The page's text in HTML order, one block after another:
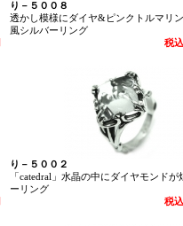
り－５００８
透かし模様にダイヤ&ピンクトルマリ
風シルバーリング
税
り－５００２
「catedral」水晶の中にダイヤモンドが
ーリング
税